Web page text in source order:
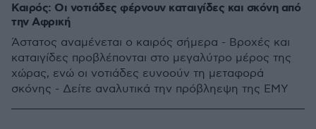
Καιρός: Οι νοτιάδες φέρνουν καταιγίδες και σκόνη από
την Αφρική
Άστατος αναμένεται ο καιρός σήμερα - Βροχές και
καταιγίδες προβλέπονται στο μεγαλύτρο μέρος της
χώρας, ενώ οι νοτιάδες ευνοούν τη μεταφορά
σκόνης - Δείτε αναλυτικά την πρόβληεψη της ΕΜΥ